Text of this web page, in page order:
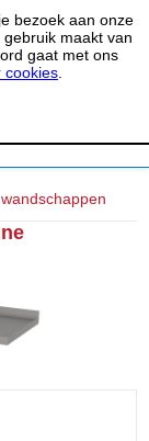
bezoek aan onze
maakt van
gaat met ons
cookies